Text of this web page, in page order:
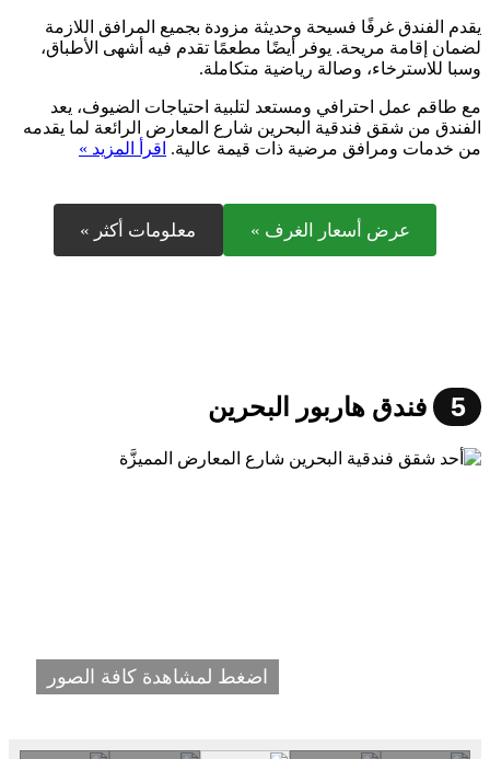
يقدم الفندق غرفًا فسيحة وحديثة مزودة بجميع المرافق اللازمة
لضمان إقامة مريحة. يوفر أيضًا مطعمًا تقدم فيه أشهى الأطباق،
وسبا للاسترخاء، وصالة رياضية متكاملة.
مع طاقم عمل احترافي ومستعد لتلبية احتياجات الضيوف، يعد
الفندق من شقق فندقية البحرين شارع المعارض الرائعة لما يقدمه
من خدمات ومرافق مرضية ذات قيمة عالية. اقرأ المزيد »
عرض أسعار الغرف » معلومات أكثر »
5 فندق هاربور البحرين
اضغط لمشاهدة كافة الصور